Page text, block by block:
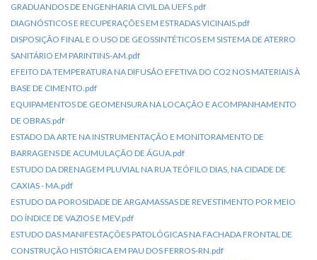
GRADUANDOS DE ENGENHARIA CIVIL DA UEFS.pdf
DIAGNÓSTICOS E RECUPERAÇÕES EM ESTRADAS VICINAIS.pdf
DISPOSIÇÃO FINAL E O USO DE GEOSSINTÉTICOS EM SISTEMA DE ATERRO
SANITÁRIO EM PARINTINS-AM.pdf
EFEITO DA TEMPERATURA NA DIFUSÃO EFETIVA DO CO2 NOS MATERIAIS À
BASE DE CIMENTO.pdf
EQUIPAMENTOS DE GEOMENSURA NA LOCAÇÃO E ACOMPANHAMENTO
DE OBRAS.pdf
ESTADO DA ARTE NA INSTRUMENTAÇÃO E MONITORAMENTO DE
BARRAGENS DE ACUMULAÇÃO DE ÁGUA.pdf
ESTUDO DA DRENAGEM PLUVIAL NA RUA TEÓFILO DIAS, NA CIDADE DE
CAXIAS - MA.pdf
ESTUDO DA POROSIDADE DE ARGAMASSAS DE REVESTIMENTO POR MEIO
DO ÍNDICE DE VAZIOS E MEV.pdf
ESTUDO DAS MANIFESTAÇÕES PATOLÓGICAS NA FACHADA FRONTAL DE
CONSTRUÇÃO HISTÓRICA EM PAU DOS FERROS-RN.pdf